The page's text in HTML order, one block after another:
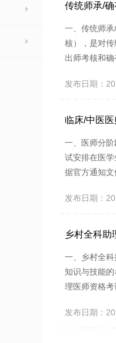
传统师承/
一、传统师
核），是对
出师考核和
理局领导下
发布日期：
临床/中医
一、医师分
试安排在医
据官方通知
论考试采用
发布日期：
乡村全科助
一、乡村全
知识与技能
理医师资格
室执业。取
发布日期：